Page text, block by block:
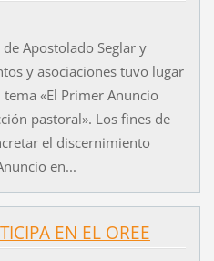
Apostolado Seglar y
y asociaciones tuvo lugar
«El Primer Anuncio
pastoral». Los fines de
el discernimiento
en...
EN EL OREE